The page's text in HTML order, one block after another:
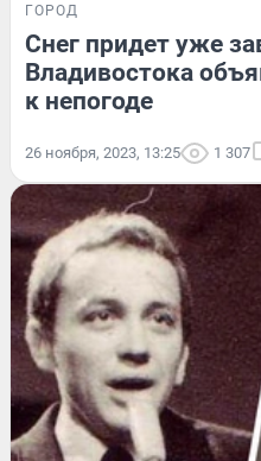
ГОРОД
Снег придет уже
Владивостока
к непогоде
26 ноября, 2023, 13:25 1 307